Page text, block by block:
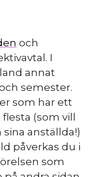
och
I
annat
semester.
som har ett
(som vill
sina anställda!)
påverkas du i
som